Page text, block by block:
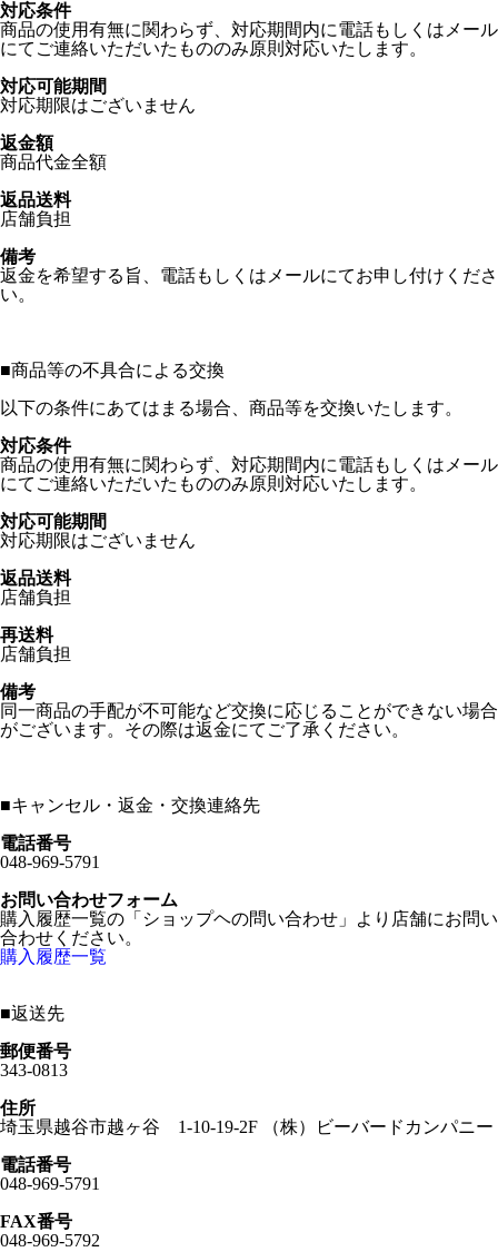
対応条件
商品の使用有無に関わらず、対応期間内に電話もしくはメール
にてご連絡いただいたもののみ原則対応いたします。
対応可能期間
対応期限はございません
返金額
商品代金全額
返品送料
店舗負担
備考
返金を希望する旨、電話もしくはメールにてお申し付けくださ
い。
■商品等の不具合による交換
以下の条件にあてはまる場合、商品等を交換いたします。
対応条件
商品の使用有無に関わらず、対応期間内に電話もしくはメール
にてご連絡いただいたもののみ原則対応いたします。
対応可能期間
対応期限はございません
返品送料
店舗負担
再送料
店舗負担
備考
同一商品の手配が不可能など交換に応じることができない場合
がございます。その際は返金にてご了承ください。
■キャンセル・返金・交換連絡先
電話番号
048-969-5791
お問い合わせフォーム
購入履歴一覧の「ショップヘの問い合わせ」より店舗にお問い
合わせください。
購入履歴一覧
■返送先
郵便番号
343-0813
住所
埼玉県越谷市越ヶ谷 1-10-19-2F （株）ビーバードカンパニー
電話番号
048-969-5791
FAX番号
048-969-5792